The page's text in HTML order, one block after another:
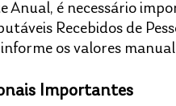
Anual, é necessário
Recebidos de
os valores
Importantes